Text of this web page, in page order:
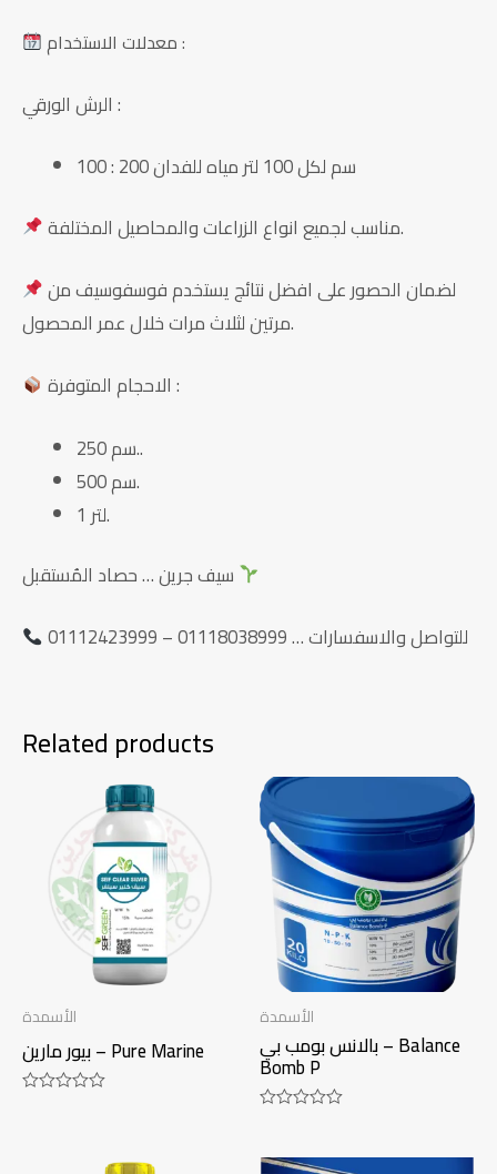
معدلات الاستخدام :
الرش الورقي :
100 : 200 سم لكل 100 لتر مياه للفدان
مناسب لجميع انواع الزراعات والمحاصيل المختلفة.
مرتين لثلاث مرات خلال عمر المحصول.
الاحجام المتوفرة :
250 سم..
500 سم.
1 لتر.
للتواصل والاسفسارات … 01118038999 – 01112423999
Related products
الأسمدة
بيور مارين – Pure Marine
الأسمدة
بالانس بومب بي – Balance
Bomb P
of